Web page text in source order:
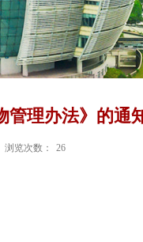
管理办法》的通
浏览次数： 26